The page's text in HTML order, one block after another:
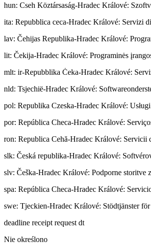
hun: Cseh Köztársaság-Hradec Králové:
ita: Repubblica ceca-Hradec Králové: Servizi
lav: Čehijas Republika-Hradec Králové:
lit: Čekija-Hradec Králové: Programinės
mlt: ir-Repubblika Ċeka-Hradec Králové:
nld: Tsjechië-Hradec Králové:
pol: Republika Czeska-Hradec Králové:
por: República Checa-Hradec Králové:
ron: Republica Cehă-Hradec Králové: Servicii
slk: Česká republika-Hradec Králové:
slv: Češka-Hradec Králové: Podporne storitve
spa: República Checa-Hradec Králové:
swe: Tjeckien-Hradec Králové: Stödtjänster
deadline receipt request dt
Nie określono